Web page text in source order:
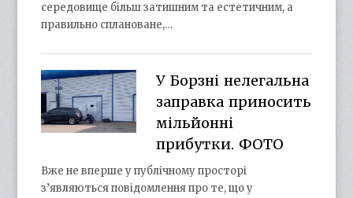
середовище більш затишним та естетичним, а
правильно сплановане,…
У Борзні нелегальна
заправка приносить
мільйонні
прибутки. ФОТО
Вже не вперше у публічному просторі
з’являються повідомлення про те, що у